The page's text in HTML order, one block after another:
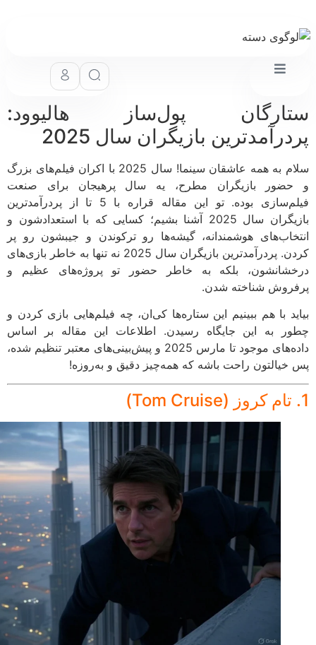
پول‌ساز هالیوود:
بازیگران سال 2025
سلام به همه عاشقان سینما! سال 2025 با اکران فیلم‌های بزرگ
بازیگران مطرح، یه سال پرهیجان برای صنعت
فیلم‌سازی بوده. تو این مقاله قراره با 5 تا از پردرآمدترین
بازیگران سال 2025 آشنا بشیم؛ کسایی که با استعدادشون و
هوشمندانه، گیشه‌ها رو ترکوندن و جیبشون رو پر
کردن. پردرآمدترین بازیگران سال 2025 نه تنها به خاطر بازی‌های
بلکه به خاطر حضور تو پروژه‌های عظیم و
شناخته شدن.
با هم ببینیم این ستاره‌ها کی‌ان، چه فیلم‌هایی بازی کردن و
به این جایگاه رسیدن. اطلاعات این مقاله بر اساس
داده‌های موجود تا مارس 2025 و پیش‌بینی‌های معتبر تنظیم شده،
راحت باشه که همه‌چیز دقیق و به‌روزه!